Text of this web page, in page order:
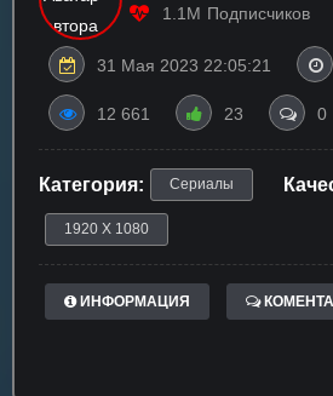
1.1M Подписчиков
31 Мая 2023 22:05:21
12 661 23 0
Категория: Сериалы
1920 X 1080
ИНФОРМАЦИЯ